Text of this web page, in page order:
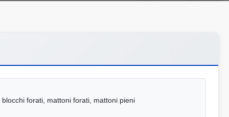
forati, mattoni forati, mattoni pieni